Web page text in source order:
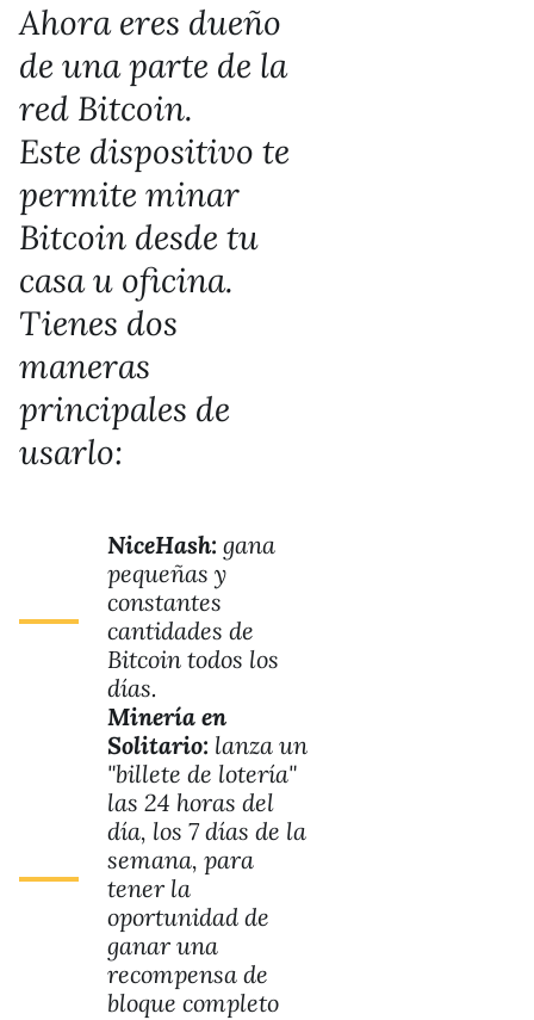
Ahora eres dueño
de una parte de la
red Bitcoin.
Este dispositivo te
permite minar
Bitcoin desde tu
casa u oficina.
Tienes dos
maneras
principales de
usarlo:
NiceHash: gana
pequeñas y
constantes
cantidades de
Bitcoin todos los
días.
Minería en
Solitario: lanza un
"billete de lotería"
las 24 horas del
día, los 7 días de la
semana, para
tener la
oportunidad de
ganar una
recompensa de
bloque completo